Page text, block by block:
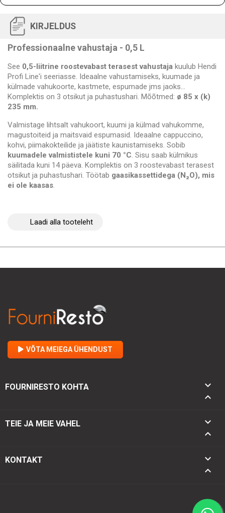
KIRJELDUS
Professionaalne vahustaja - 0,5 L
See 0,5-liitrine roostevabast terasest vahustaja kuulub Hendi
Profi Line'i seeriasse. Ideaalne vahustamiseks, kuumade ja
külmade vahukoorte, kastmete, espumade jms jaoks...
Komplektis on 3 otsikut ja puhastushari. Mõõtmed: ø 85 x (k)
235 mm.
Valmistage lihtsalt vahukoort, kuumi ja külmad vahukomme,
magustoiteid ja maitsvaid espumasid. Ideaalne cappuccino,
kohvi, piimakokteilide ja jäätiste kaunistamiseks. Sobib
kuumadele valmististele kuni 70 °C. Sisu saab külmikus
säilitada kuni 14 päeva. Komplektis on 3 roostevabast terasest
otsikut ja puhastushari. Töötab gaasikassettidega (N₂O), mis
ei ole kaasas.
Laadi alla tooteleht
VÕTA MEIEGA ÜHENDUST
FOURNIRESTO KOHTA


TEIE JA MEIE VAHEL


KONTAKT
keyboard_arrow_down
keyboard_arrow_up